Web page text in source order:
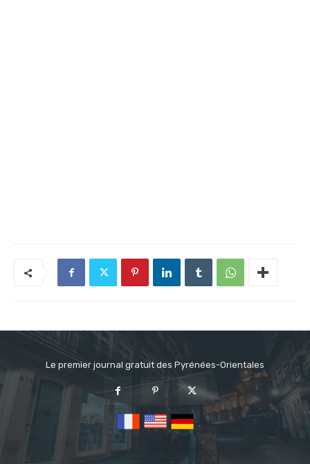
Le premier journal gratuit des Pyrénées-Orientales